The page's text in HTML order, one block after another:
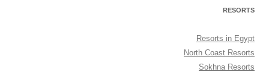
RESORTS
Resorts in Egypt
North Coast Resorts
Sokhna Resorts